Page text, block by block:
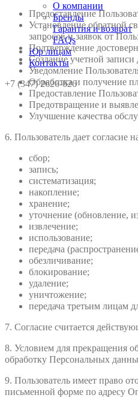
О компании
Бренды
Гарантия и возврат
FAQs
Юр лицам
Контакты
+7 (347) 2626-626
Предоставление
Установление обратной
запросов и заявок от
Подтверждение
Создание учетной
Уведомление
Обработка и получение
Предоставление
Предотвращение и
Улучшение качества
6. Пользователь дает
сбор;
запись;
систематизация;
накопление;
хранение;
уточнение (обновление,
извлечение;
использование;
передача
обезличивание;
блокирование;
удаление;
уничтожение;
передача третьим лицам
7. Согласие считается
8. Условием для прекращения
обработку Персональных
9. Пользователь имеет право
письменной форме по адресу